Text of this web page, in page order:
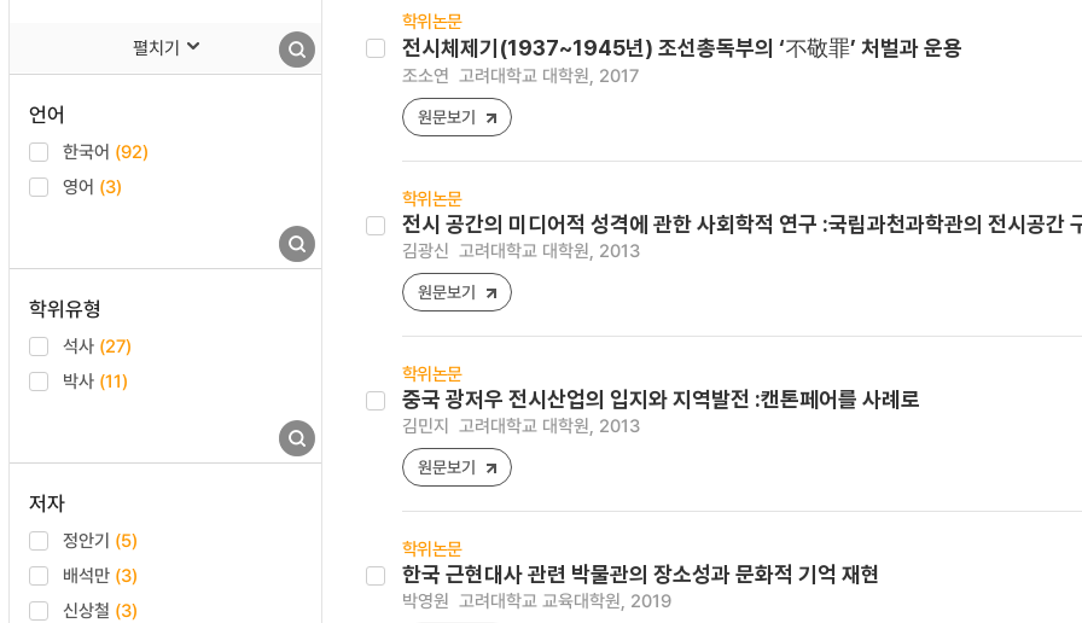
펼치기
언어
한국어 (92)
영어 (3)
학위유형
석사 (27)
박사 (11)
저자
정안기 (5)
배석만 (3)
신상철 (3)
학위논문
전시체제기(1937~1945년) 조선총독부의 ‘不敬罪’ 처벌과 운용
조소연 고려대학교 대학원, 2017
원문보기
학위논문
전시 공간의 미디어적 성격에 관한 사회학적 연구 :국립과천과학관의 전시공간
김광신 고려대학교 대학원, 2013
원문보기
학위논문
중국 광저우 전시산업의 입지와 지역발전 :캔톤페어를 사례로
김민지 고려대학교 대학원, 2013
원문보기
학위논문
한국 근현대사 관련 박물관의 장소성과 문화적 기억 재현
박영원 고려대학교 교육대학원, 2019